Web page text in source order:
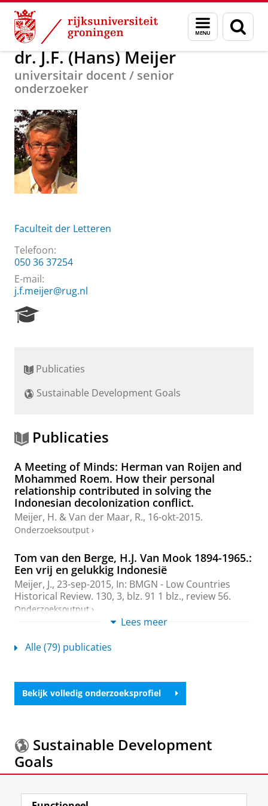
Skip
Content
Skip
Navigation
Menu
en
zoeken
Over ons dr. J.F. (Hans) Meijer
dr. J.F. (Hans) Meijer
universitair docent / senior
onderzoeker
Faculteit der Letteren
Telefoon:
050 36 37254
E-mail:
j.f.meijer@rug.nl
r
h
r
t
l
Publicaties
Sustainable Development Goals
Publicaties
A Meeting of Minds: Herman van Roijen and
Mohammed Roem. How their personal
relationship contributed in solving the
Indonesian decolonization conflict.
Meijer, H. & Van der Maar, R., 16-okt-2015.
Onderzoeksoutput ›
Tom van den Berge, H.J. Van Mook 1894-1965.:
Een vrij en gelukkig Indonesië
Meijer, J., 23-sep-2015, In: BMGN - Low Countries
Historical Review. 130, 3, blz. 91 1 blz., review 56.
Onderzoeksoutput ›
van klasse (A diplomat's diplomat)
Onderzoeksoutput
Meijer, H.,2009,Het koloniale beschavingsoffensief:
Wegen naar het nieuwe Indië, 1890-1950. Bloembergen,
M. & Raben, R. (reds.). Leiden:
Lees meer
Alle (79) publicaties
Bekijk volledig onderzoeksprofiel
Sustainable Development
Goals
Meer informatie over deSustainable Development